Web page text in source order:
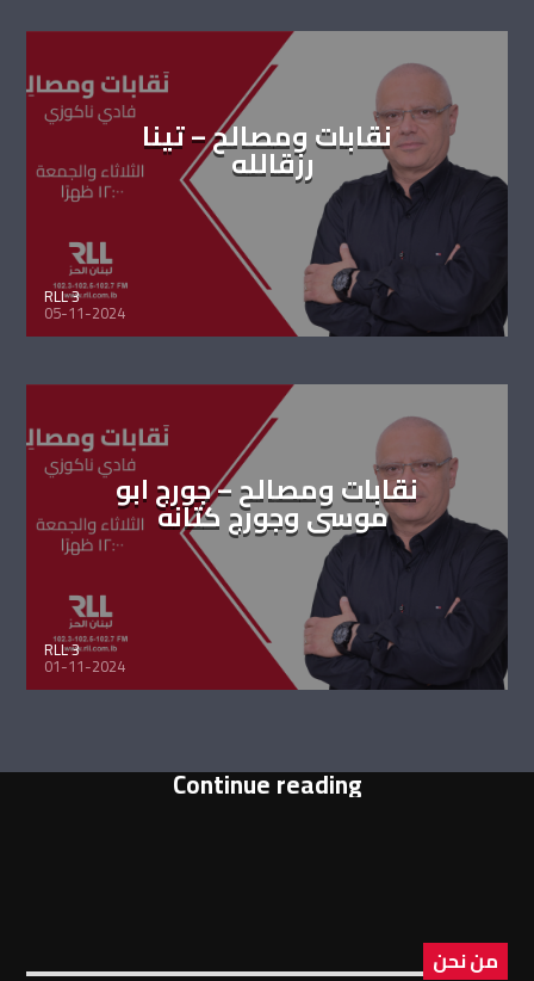
نقابات ومصالح – تينا
رزقالله
RLL 3
05-11-2024
نقابات ومصالح – جورج ابو
موسى وجورج كتانه
RLL 3
01-11-2024
Continue reading
من نحن